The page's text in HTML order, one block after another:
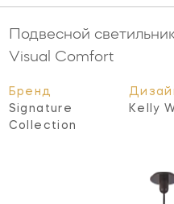
Подвесной
Visual Comfort
Бренд
Signature
Collection
Kelly